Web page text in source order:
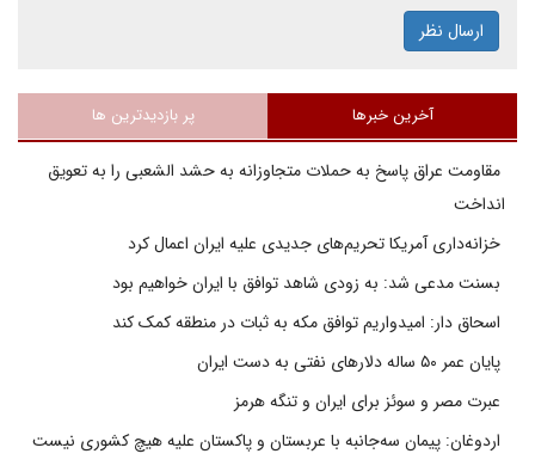
ارسال نظر
آخرین خبرها پر بازدیدترین ها
مقاومت عراق پاسخ به حملات متجاوزانه به حشد الشعبی را به تعویق
انداخت
خزانه‌داری آمریکا تحریم‌های جدیدی علیه ایران اعمال کرد
بسنت مدعی شد: به زودی شاهد توافق با ایران خواهیم بود
اسحاق دار: امیدواریم توافق مکه به ثبات در منطقه کمک کند
پایان عمر ۵۰ ساله دلارهای نفتی به دست ایران
عبرت مصر و سوئز برای ایران و تنگه هرمز
اردوغان: پیمان سه‌جانبه با عربستان و پاکستان علیه هیچ کشوری نیست